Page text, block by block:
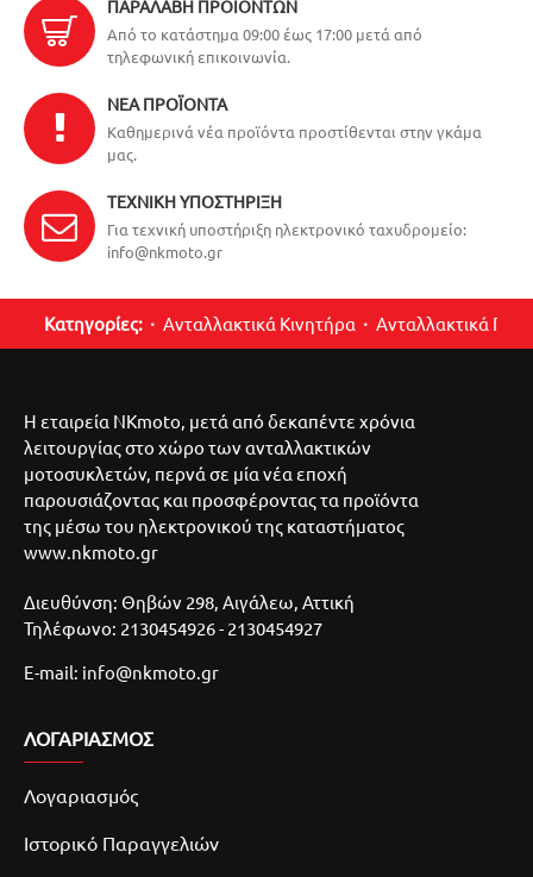
ΠΑΡΑΛΑΒΉ ΠΡΟΪΌΝΤΩΝ
Από το κατάστημα 09:00 έως 17:00 μετά από
τηλεφωνική επικοινωνία.
ΝΈΑ ΠΡΟΪΌΝΤΑ
Καθημερινά νέα προϊόντα προστίθενται στην γκάμα
μας.
ΤΕΧΝΙΚΉ ΥΠΟΣΤΉΡΙΞΗ
Για τεχνική υποστήριξη ηλεκτρονικό ταχυδρομείο:
info@nkmoto.gr
Κατηγορίες: Ανταλλακτικά Κινητήρα Ανταλλακτικά
Η εταιρεία NKmoto, μετά από δεκαπέντε χρόνια
λειτουργίας στο χώρο των ανταλλακτικών
μοτοσυκλετών, περνά σε μία νέα εποχή
παρουσιάζοντας και προσφέροντας τα προϊόντα
της μέσω του ηλεκτρονικού της καταστήματος
www.nkmoto.gr
Διευθύνση: Θηβών 298, Αιγάλεω, Αττική
Τηλέφωνο: 2130454926 - 2130454927
E-mail: info@nkmoto.gr
ΛΟΓΑΡΙΑΣΜΌΣ
Λογαριασμός
Ιστορικό Παραγγελιών